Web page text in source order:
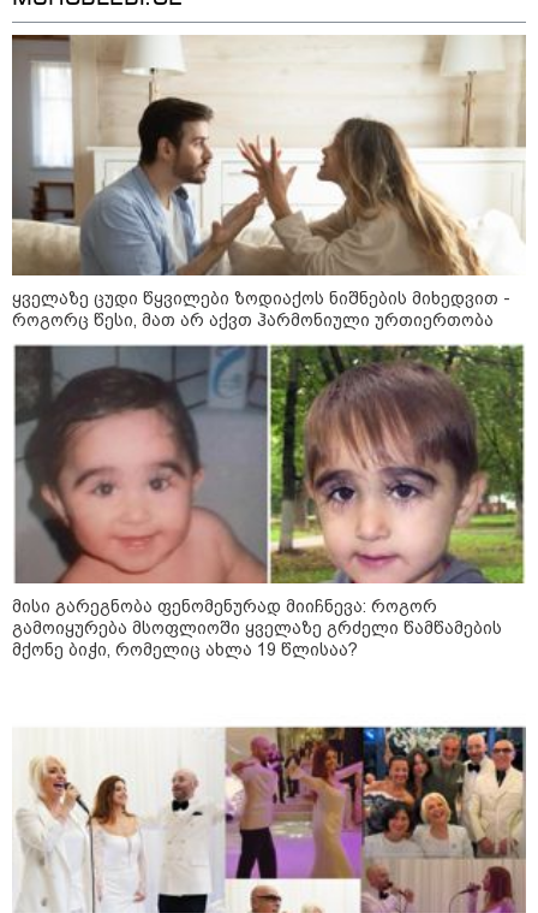
ელექტროენერგეტიკული სისტემის სრული
გათიშვა - რას ამბობს სემეკ-ის წევრი
11:28 / 06-08-2026
"მასშტაბური სამუშაოების
შედეგად, რკინიგზის
მომხმარებლები შეძლებენ, რომ
თბილისიდან ბათუმში 4 საათში
იმგზავრონ" - ეკონომიკის
მინისტრის მოადგილე
08:44 / 06-08-2026
"მიტროპოლიტი გერასიმე
სამღვდელოებასთან ერთად
იმყოფებოდა ლანა ლატარიას
სახლში და გარდაცვლილის
სულის საოხად პანაშვიდი
აღავლინა" - საპატრიარქო
08:35 / 06-08-2026
"გავიგე, "ნიაკოს" დამცველები
გასჩენია... იმნაძე-
ნავროზაშვილები არიან
მანიპულატორები.. ჩემთვის ნია
იმნაძე მკვლელია" - ეკა
კუპატაძე
23:03 / 05-08-2026
"ნია იმნაძის დედას
უნახავს" - გიგა ავალიანის
დედის პირველი კომენტარი ნია
იმნაძის დაკავებაზე
კატეგორიის ყველა სიახლე
ყველაზე ცუდი წყვილები ზოდიაქოს ნიშნების მიხედვით -
როგორც წესი, მათ არ აქვთ ჰარმონიული ურთიერთობა
მისი გარეგნობა ფენომენურად მიიჩნევა: როგორ
გამოიყურება მსოფლიოში ყველაზე გრძელი წამწამების
მქონე ბიჭი, რომელიც ახლა 19 წლისაა?